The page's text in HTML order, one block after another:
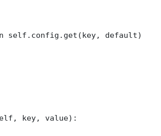
self.config.get(key, default)
key, value):